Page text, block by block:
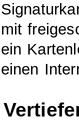
mit
ein
einen